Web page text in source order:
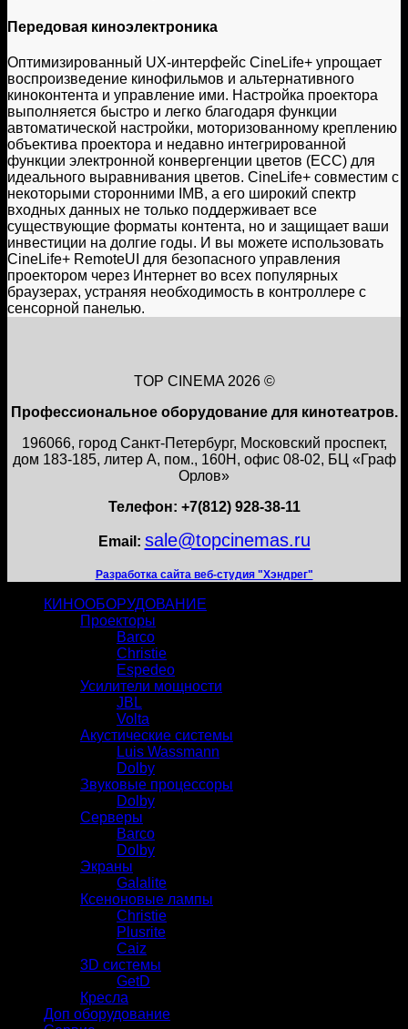
Передовая киноэлектроника
Оптимизированный UX-интерфейс CineLife+ упрощает
воспроизведение кинофильмов и альтернативного
киноконтента и управление ими. Настройка проектора
выполняется быстро и легко благодаря функции
автоматической настройки, моторизованному креплению
объектива проектора и недавно интегрированной
функции электронной конвергенции цветов (ECC) для
идеального выравнивания цветов. CineLife+ совместим с
некоторыми сторонними IMB, а его широкий спектр
входных данных не только поддерживает все
существующие форматы контента, но и защищает ваши
инвестиции на долгие годы. И вы можете использовать
CineLife+ RemoteUI для безопасного управления
проектором через Интернет во всех популярных
браузерах, устраняя необходимость в контроллере с
сенсорной панелью.
TOP CINEMA 2026 ©
Профессиональное оборудование для кинотеатров.
196066, город Санкт-Петербург, Московский проспект,
дом 183-185, литер А, пом., 160Н, офис 08-02, БЦ «Граф
Орлов»
Телефон: +7(812) 928-38-11
Email: sale@topcinemas.ru
Разработка сайта веб-студия "Хэндрег"
КИНООБОРУДОВАНИЕ
Проекторы
Barco
Christie
Espedeo
Усилители мощности
JBL
Volta
Акустические системы
Luis Wassmann
Dolby
Звуковые процессоры
Dolby
Серверы
Barco
Dolby
Экраны
Galalite
Ксеноновые лампы
Christie
Plusrite
Caiz
3D системы
GetD
Кресла
Доп оборудование